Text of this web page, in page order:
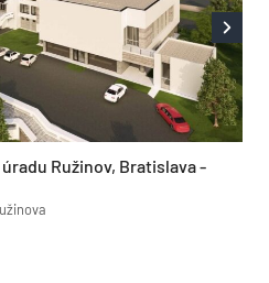
Ružinov, Bratislava -